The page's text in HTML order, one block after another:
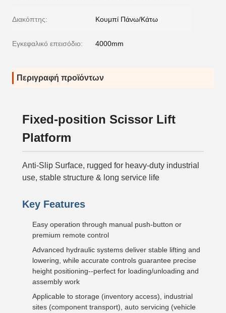
Διακόπτης: Κουμπί Πάνω/Κάτω
Εγκεφαλικό επεισόδιο: 4000mm
Περιγραφή προϊόντων
Fixed-position Scissor Lift
Platform
Anti-Slip Surface, rugged for heavy-duty industrial
use, stable structure & long service life
Key Features
Easy operation through manual push-button or
premium remote control
Advanced hydraulic systems deliver stable lifting and
lowering, while accurate controls guarantee precise
height positioning--perfect for loading/unloading and
assembly work
Applicable to storage (inventory access), industrial
sites (component transport), auto servicing (vehicle